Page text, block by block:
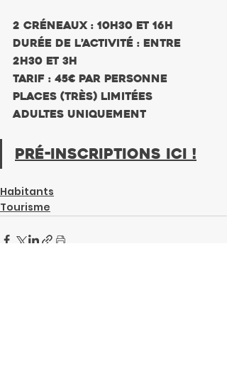
2 créneaux : 10h30 et 16h
Durée de l’activité : entre
2h30 et 3h
Tarif : 45€ par personne
Places (très) limitées
Adultes uniquement
Pré-inscriptions ici !
Habitants
Tourisme